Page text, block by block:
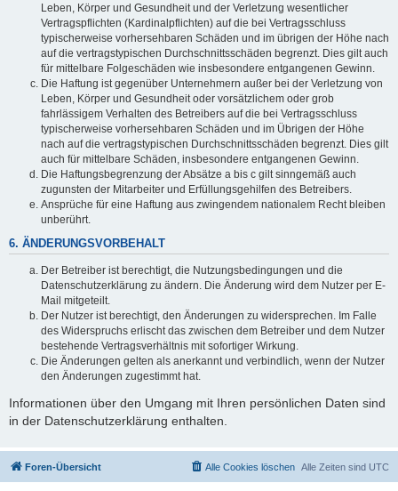
Leben, Körper und Gesundheit und der Verletzung wesentlicher
Vertragspflichten (Kardinalpflichten) auf die bei Vertragsschluss
typischerweise vorhersehbaren Schäden und im übrigen der Höhe nach
auf die vertragstypischen Durchschnittsschäden begrenzt. Dies gilt auch
für mittelbare Folgeschäden wie insbesondere entgangenen Gewinn.
Die Haftung ist gegenüber Unternehmern außer bei der Verletzung von
Leben, Körper und Gesundheit oder vorsätzlichem oder grob
fahrlässigem Verhalten des Betreibers auf die bei Vertragsschluss
typischerweise vorhersehbaren Schäden und im Übrigen der Höhe
nach auf die vertragstypischen Durchschnittsschäden begrenzt. Dies gilt
auch für mittelbare Schäden, insbesondere entgangenen Gewinn.
Die Haftungsbegrenzung der Absätze a bis c gilt sinngemäß auch
zugunsten der Mitarbeiter und Erfüllungsgehilfen des Betreibers.
Ansprüche für eine Haftung aus zwingendem nationalem Recht bleiben
unberührt.
6. ÄNDERUNGSVORBEHALT
Der Betreiber ist berechtigt, die Nutzungsbedingungen und die
Datenschutzerklärung zu ändern. Die Änderung wird dem Nutzer per E-
Mail mitgeteilt.
Der Nutzer ist berechtigt, den Änderungen zu widersprechen. Im Falle
des Widerspruchs erlischt das zwischen dem Betreiber und dem Nutzer
bestehende Vertragsverhältnis mit sofortiger Wirkung.
Die Änderungen gelten als anerkannt und verbindlich, wenn der Nutzer
den Änderungen zugestimmt hat.
Informationen über den Umgang mit Ihren persönlichen Daten sind
in der Datenschutzerklärung enthalten.
Foren-Übersicht Alle Zeiten sind UTC
Alle Cookies löschen